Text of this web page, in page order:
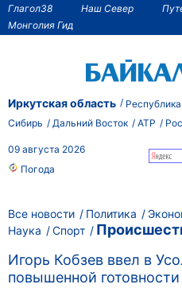
Глагол38 Наш Север
Монголия Гид
Иркутская область
Сибирь
Дальний Восток АТР
09 августа 2026
Погода
Все новости Политика
Наука
Спорт
Игорь Кобзев ввел в
повышенной готовности